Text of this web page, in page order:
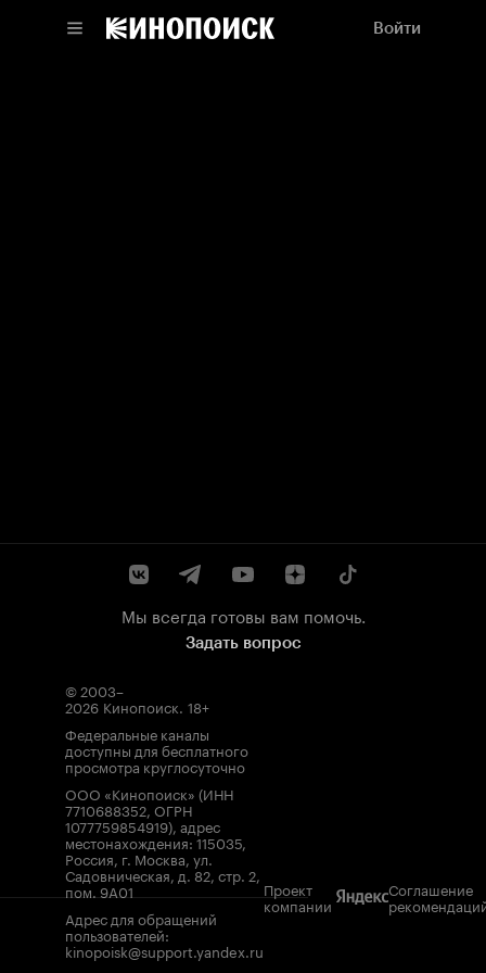
Войти
Мы всегда готовы вам помочь.
Задать вопрос
© 2003–
2026 Кинопоиск. 18+
Федеральные каналы
доступны для бесплатного
просмотра круглосуточно
ООО «Кинопоиск» (ИНН
7710688352, ОГРН
1077759854919), адрес
местонахождения: 115035,
Россия, г. Москва, ул.
Садовническая, д. 82, стр. 2,
пом. 9А01
Адрес для обращений
пользователей:
kinopoisk@support.yandex.ru
Проект
компании
Соглашение